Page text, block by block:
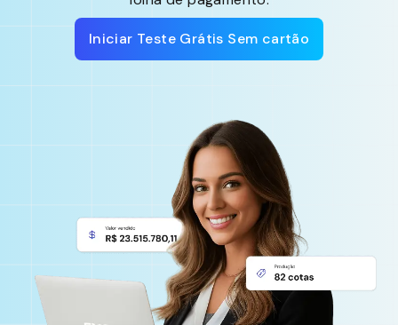
Iniciar Teste Grátis Sem cartão